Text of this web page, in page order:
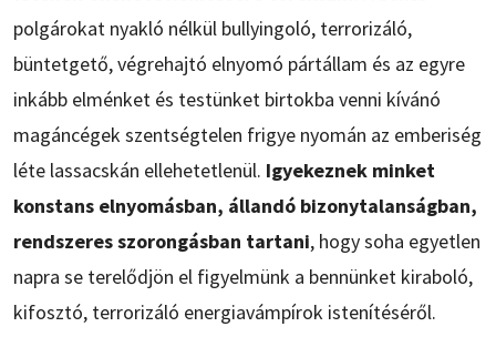
polgárokat nyakló nélkül bullyingoló, terrorizáló,
büntetgető, végrehajtó elnyomó pártállam és az egyre
inkább elménket és testünket birtokba venni kívánó
magáncégek szentségtelen frigye nyomán az emberiség
léte lassacskán ellehetetlenül. Igyekeznek minket
konstans elnyomásban, állandó bizonytalanságban,
rendszeres szorongásban tartani, hogy soha egyetlen
napra se terelődjön el figyelmünk a bennünket kiraboló,
kifosztó, terrorizáló energiavámpírok istenítéséről.